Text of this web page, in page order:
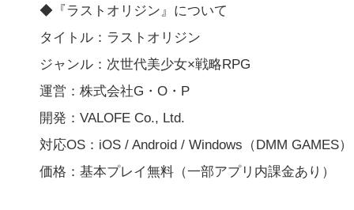
◆『ラストオリジン』について
タイトル：ラストオリジン
ジャンル：次世代美少女×戦略RPG
運営：株式会社G・O・P
開発：VALOFE Co., Ltd.
対応OS：iOS / Android / Windows（DMM GAMES）
価格：基本プレイ無料（一部アプリ内課金あり）